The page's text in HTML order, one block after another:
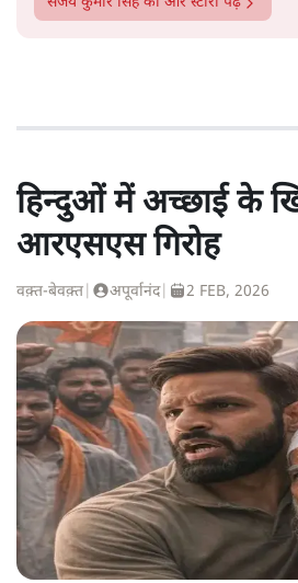
हिन्दुओं में अच्छाई के
आरएसएस गिरोह
वक़्त-बेवक़्त अपूर्वानंद| 2 FEB, 2026